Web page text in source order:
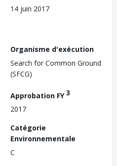
14 juin 2017
Organisme d'exécution
Search for Common Ground
(SFCG)
Approbation FY3
2017
Catégorie
Environnementale
C